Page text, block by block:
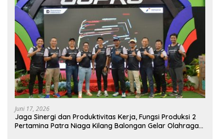
Juni 17, 2026
Jaga Sinergi dan Produktivitas Kerja, Fungsi Produksi 2
Pertamina Patra Niaga Kilang Balongan Gelar Olahraga